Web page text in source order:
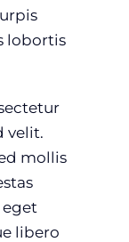
lobortis
velit.
mollis
libero